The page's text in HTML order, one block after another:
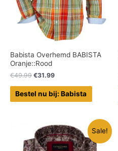
Babista Overhemd BABISTA
Oranje::Rood
€49.99 €31.99
Bestel nu bij: Babista
Sale!